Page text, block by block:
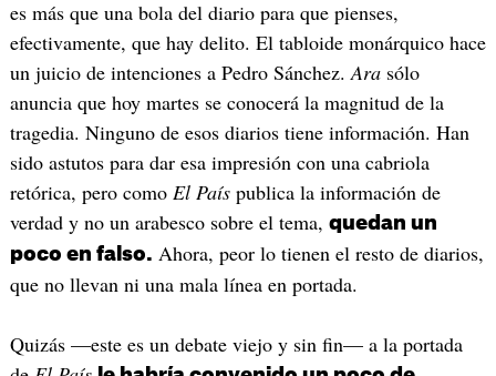
es más que una bola del diario para que pienses,
efectivamente, que hay delito. El tabloide monárquico hace
un juicio de intenciones a Pedro Sánchez.Arasólo
anuncia que hoy martes se conocerá la magnitud de la
tragedia. Ninguno de esos diarios tiene información. Han
sido astutos para dar esa impresión con una cabriola
retórica, pero como El Paíspublica la información de
verdad y no un arabesco sobre el tema, quedan un
poco en falso. Ahora, peor lo tienen el resto de diarios,
que no llevan ni una mala línea en portada.
Quizás —este es un debate viejo y sin fin— a la portada